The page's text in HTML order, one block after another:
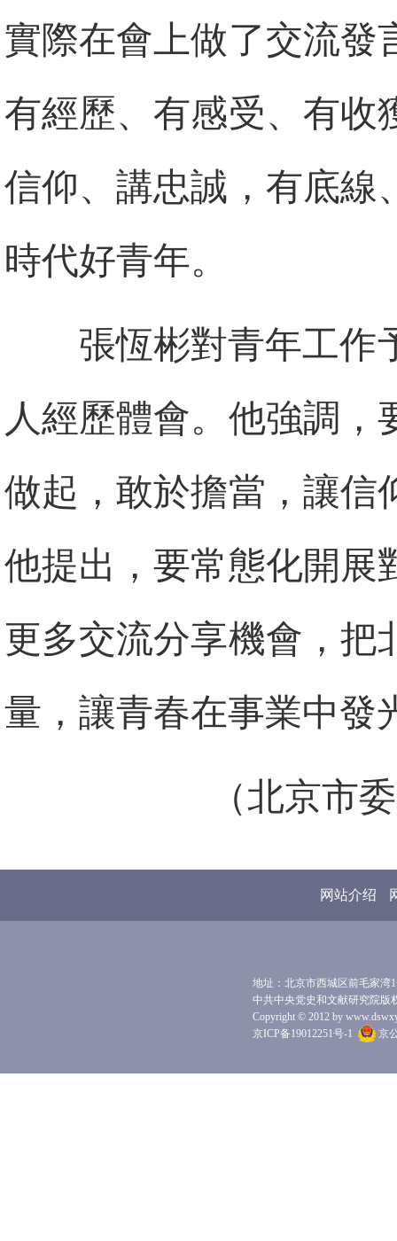
實際在會上做了交流發
有經歷、有感受、有收
信仰、講忠誠，有底線
時代好青年。
張恆彬對青年工作
人經歷體會。他強調，
做起，敢於擔當，讓信
他提出，要常態化開展
更多交流分享機會，把
量，讓青春在事業中發
（北京市
网站介绍
地址：北京市西城区前毛家湾
中共中央党史和文献研究院版
Copyright © 2012 by
京ICP备19012251号-1
京